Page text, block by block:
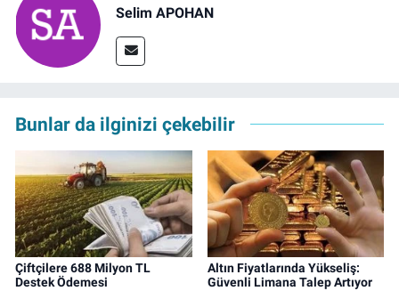
Selim APOHAN
Bunlar da ilginizi çekebilir
Çiftçilere 688 Milyon TL
Destek Ödemesi
Altın Fiyatlarında Yükseliş:
Güvenli Limana Talep Artıyor